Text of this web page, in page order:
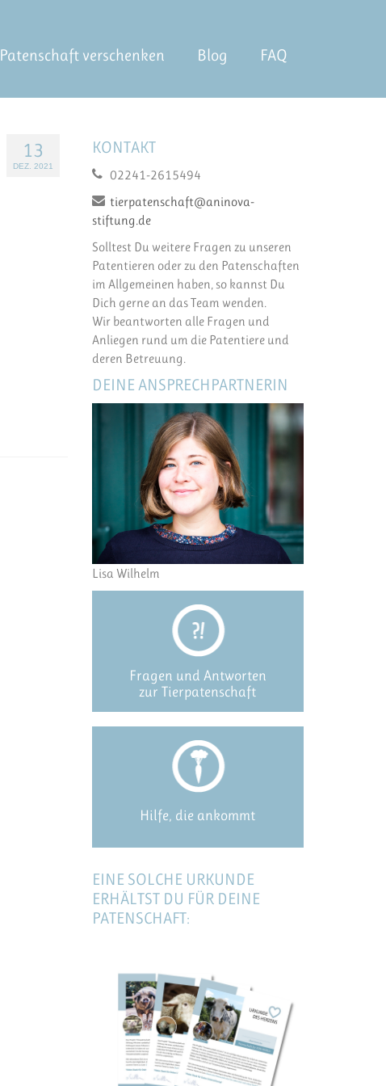
Patenschaft verschenken Blog FAQ
13
DEZ. 2021
KONTAKT
02241-2615494
tierpatenschaft@aninova-
stiftung.de
Solltest Du weitere Fragen zu unseren
Patentieren oder zu den Patenschaften
im Allgemeinen haben, so kannst Du
Dich gerne an das Team wenden.
Wir beantworten alle Fragen und
Anliegen rund um die Patentiere und
deren Betreuung.
DEINE ANSPRECHPARTNERIN
Lisa Wilhelm
Fragen und Antworten
zur Tierpatenschaft
Hilfe, die ankommt
EINE SOLCHE URKUNDE
ERHÄLTST DU FÜR DEINE
PATENSCHAFT: